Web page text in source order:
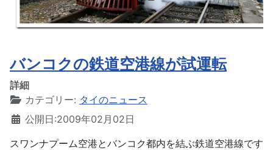
バンコクの鉄道空港線が試運転
詳細
カテゴリー: タイのニュース
公開日:2009年02月02日
スワンナプーム空港とバンコク都内を結ぶ鉄道空港線です